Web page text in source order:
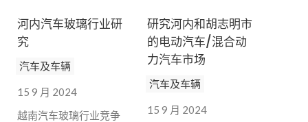
河内汽车玻璃行业研
究
汽车及车辆
15 9 月 2024
越南汽车玻璃行业竞争
研究河内和胡志明市
的电动汽车/混合动
力汽车市场
汽车及车辆
15 9 月 2024